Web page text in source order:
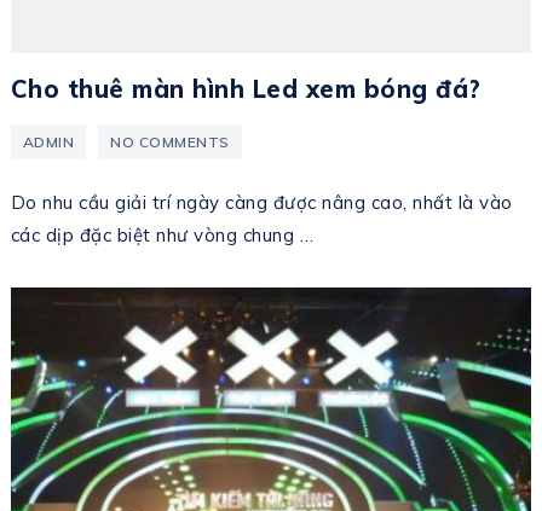
Cho thuê màn hình Led xem bóng đá?
ADMIN NO COMMENTS
Do nhu cầu giải trí ngày càng được nâng cao, nhất là vào
các dịp đặc biệt như vòng chung …